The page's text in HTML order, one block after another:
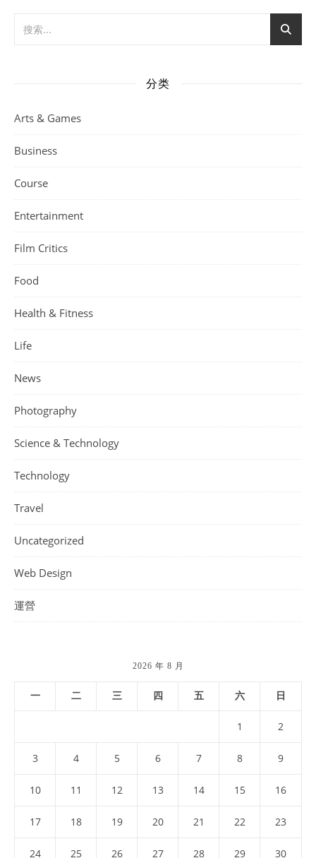
分类
Arts & Games
Business
Course
Entertainment
Film Critics
Food
Health & Fitness
Life
News
Photography
Science & Technology
Technology
Travel
Uncategorized
Web Design
運營
2026 年 8 月
一 二 三 四 五 六 日
1 2
3 4 5 6 7 8 9
10 11 12 13 14 15 16
17 18 19 20 21 22 23
24 25 26 27 28 29 30